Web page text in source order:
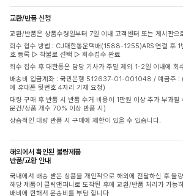
교환/반품 신청
교환/반품은 상품수령일부터 7일 이내 고객센터 또는 게시판으
회수 접수 방법 : CJ대한통운택배(1588-1255)ARS 연결 후
호 등록 ▷ 착불로 선택 ▷ 회수접수 완료
회수 접수 후 대한통운 담당 기사가 주말 제외 1-2일 이내에 회
배송비 입금계좌 : 국민은행 512637-01-001048 / 예금주 : (
에 휴대폰 뒷번호 4자리 기재 요청)
대량 구매 후 반품 시 반품 수거 비용이 1만원 이상 추가 부과
문건/상품 개수 70% 이상 반품 시)
상습적인 대량 반품 시 구매에 제한이 있을 수 있습니다.
해외에서 확인된 불량제품
반품/교환 안내
국내에서 배송 받은 상품을 개인적으로 해외에 전달하신 후 불
해당 제품이 클릭앤퍼니로 도착된 후에 교환/반품 처리가 가능
배비에 한해서 운송비를 부담 합니다